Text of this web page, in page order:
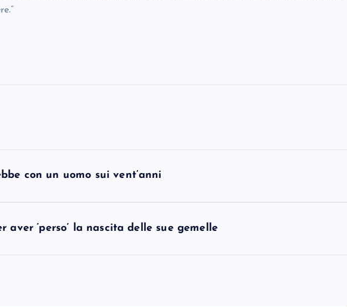
con un uomo sui vent’anni
aver ‘perso’ la nascita delle sue gemelle